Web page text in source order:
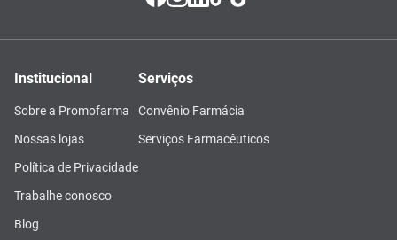
Institucional
Sobre a Promofarma
Nossas lojas
Política de Privacidade
Trabalhe conosco
Blog
Serviços
Convênio Farmácia
Serviços Farmacêuticos